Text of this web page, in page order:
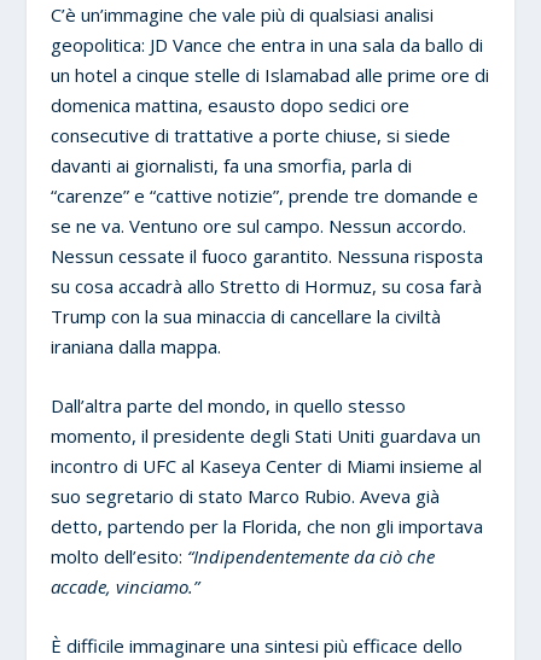
C’è un’immagine che vale più di qualsiasi analisi
geopolitica: JD Vance che entra in una sala da ballo di
un hotel a cinque stelle di Islamabad alle prime ore di
domenica mattina, esausto dopo sedici ore
consecutive di trattative a porte chiuse, si siede
davanti ai giornalisti, fa una smorfia, parla di
“carenze” e “cattive notizie”, prende tre domande e
se ne va. Ventuno ore sul campo. Nessun accordo.
Nessun cessate il fuoco garantito. Nessuna risposta
su cosa accadrà allo Stretto di Hormuz, su cosa farà
Trump con la sua minaccia di cancellare la civiltà
iraniana dalla mappa.
Dall’altra parte del mondo, in quello stesso
momento, il presidente degli Stati Uniti guardava un
incontro di UFC al Kaseya Center di Miami insieme al
suo segretario di stato Marco Rubio. Aveva già
detto, partendo per la Florida, che non gli importava
molto dell’esito: “Indipendentemente da ciò che
accade, vinciamo.”
È difficile immaginare una sintesi più efficace dello